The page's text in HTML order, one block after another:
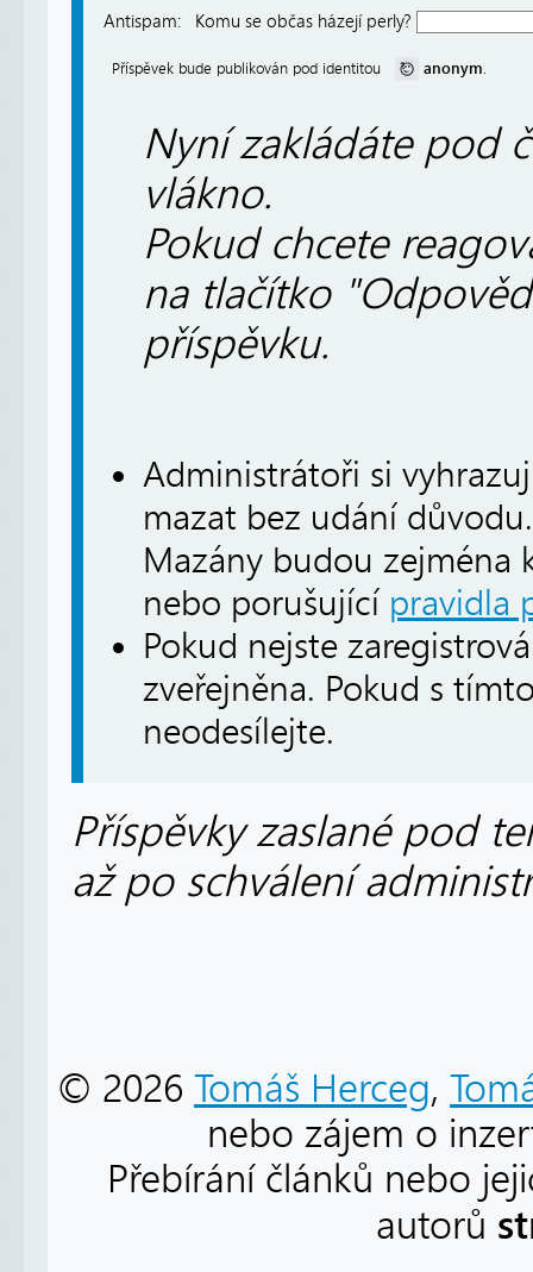
Antispam: Komu se občas házejí perly?
Příspěvek bude publikován pod identitou anonym.
Nyní zakládáte pod
vlákno.
Pokud chcete
na tlačítko
příspěvku.
Administrátoři si
mazat bez udání důvodu.
Mazány budou zejména
nebo porušující pravidla
Pokud nejste
zveřejněna. Pokud s
neodesílejte.
Příspěvky zaslané pod
až po schválení
© 2026 Tomáš Herceg,
nebo zájem o
Přebírání článků nebo
autorů